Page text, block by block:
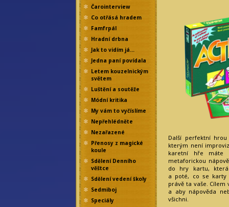
Čarointerview
Co otřásá hradem
Famfrpál
Hradní drbna
Jak to vidím já…
Jedna paní povídala
Letem kouzelnickým
světem
Luštění a soutěže
Módní kritika
My vám to vyčíslíme
Nepřehlédněte
Nezařazené
Přenosy z magické
koule
Sdělení Denního
věštce
Sdělení vedení školy
Sedmiboj
Speciály
Další perfektní
kterým není
karetní hře máte
metaforickou
do hry kartu, která
a poté, co se karty
právě ta vaše.
a aby nápověda
všichni.